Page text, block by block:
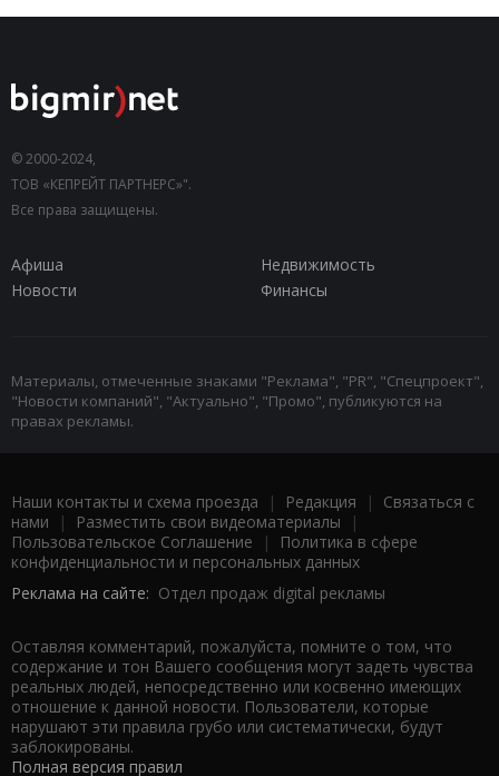
© 2000-2024,
ТОВ «КЕПРЕЙТ ПАРТНЕРС»".
Все права защищены.
Афиша
Недвижимость
Новости
Финансы
Материалы, отмеченные знаками "Реклама", "PR", "Спецпроект",
"Новости компаний", "Актуально", "Промо", публикуются на
правах рекламы.
Наши контакты и схема проезда | Редакция | Связаться с
нами | Разместить свои видеоматериалы |
Пользовательское Соглашение |
Политика в сфере
конфиденциальности и персональных данных
Реклама на сайте: Отдел продаж digital рекламы
Оставляя комментарий, пожалуйста, помните о том, что
содержание и тон Вашего сообщения могут задеть чувства
реальных людей, непосредственно или косвенно имеющих
отношение к данной новости. Пользователи, которые
нарушают эти правила грубо или систематически, будут
заблокированы.
Полная версия правил